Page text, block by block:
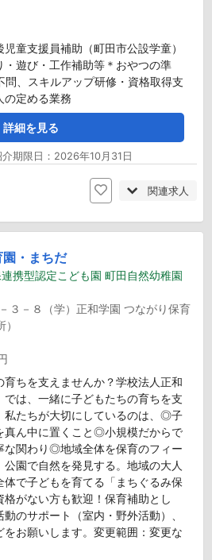
童支援員補助（町田市公設学童）
・遊び・工作補助等＊おやつの準
、スキルアップ研修・資格取得支
の定める業務
詳細を見る
期限日：2026年10月31日
関連求人
・まちだ
携型認定こども園 町田自然幼稚園
３－８（学）正和学園 つながり保育
ちを支えませんか？学校法人正和
は、一緒に子どもたちの育ちを支
私たちが大切にしているのは、◎子
真ん中に置くこと◎小規模だからで
な関わり◎地域全体を保育のフィー
園で自然を発見する。地域の大人
で子どもを育てる「まちぐるみ保
がない方も歓迎！保育補助とし
のサポート（室内・野外活動）、
お願いします。変更範囲：変更な